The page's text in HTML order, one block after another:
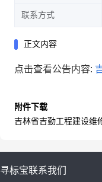
联系方式
正文内容
点击查看公告内容:
附件下载
吉林省吉勤工程建设维
寻标宝联系我们